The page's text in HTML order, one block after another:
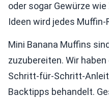
oder sogar Gewürze
Ideen wird jedes
Mini Banana Muffins
zuzubereiten. Wir
Schritt-für-Schritt-
Backtipps behandelt.